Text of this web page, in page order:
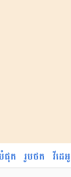
ផុត រូបថត វីដេអូ